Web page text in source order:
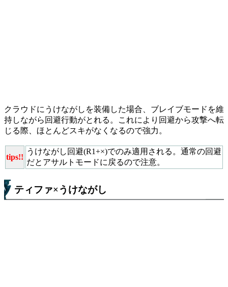
クラウドにうけながしを装備した場合、ブレイブモードを維
持しながら回避行動がとれる。これにより回避から攻撃へ転
じる際、ほとんどスキがなくなるので強力。
tips!!
うけながし回避(R1+×)でのみ適用される。通常の回避
だとアサルトモードに戻るので注意。
ティファ×うけながし